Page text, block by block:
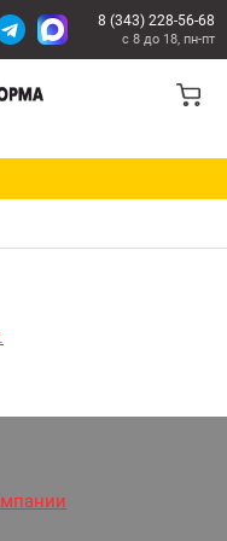
8 (343) 228-56-68
с 8 до 18, пн-пт